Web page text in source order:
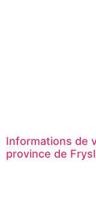
Informations de
province de